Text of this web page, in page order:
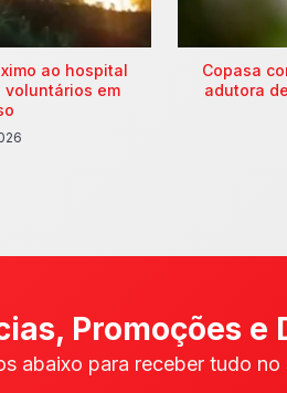
ao hospital
voluntários em
Copasa
adutora
Promoções e
abaixo para receber tudo